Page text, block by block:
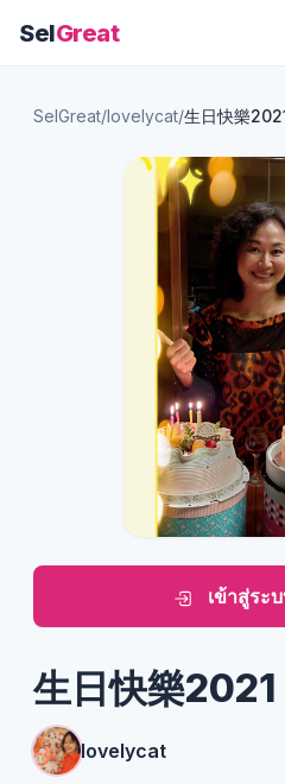
SelGreat
SelGreat/lovelycat/生日快樂
เข้าสู่ระ
生日快樂
lovelycat